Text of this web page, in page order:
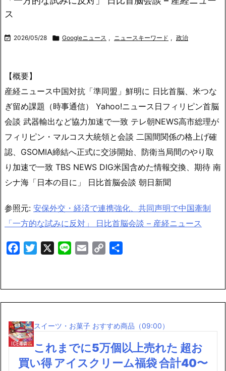
ス
 2026/05/28  Googleニュース , ニュースキーワード , 政治
【概要】
産経ニュース中国対抗「準同盟」鮮明に 日比首脳、米つな
ぎ留め課題（時事通信） Yahoo!ニュース日フィリピン首脳
会談 武器輸出など協力加速で一致 テレ朝NEWS高市総理が
フィリピン・マルコス大統領と会談 二国間関係の格上げ確
認、GSOMIA締結へ正式に交渉開始、防衛当局間のやり取
り加速で一致 TBS NEWS DIG米国含めた情報交換、期待 南
シナ海「日本の目に」 日比首脳会談 朝日新聞
参照元: 安保外交・経済で連携強化、共同声明で中国牽制
「一方的な試みに反対」 日比首脳会談 – 産経ニュース
FacebookTwitter Line Email
Copy
スイーツ・お菓子 おすすめ商品（09:00）
これまでに5万個以上売れた 超お
買い得 アイスクリーム福袋 合計40〜